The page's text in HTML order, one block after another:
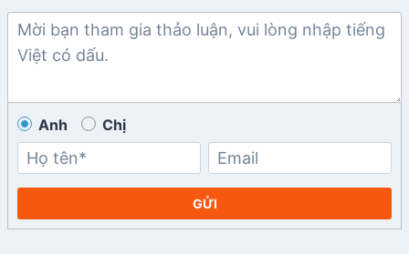
Anh Chị
GỬI